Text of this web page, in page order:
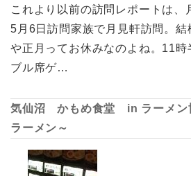
これより以前の訪問レポートは
5月6日訪問家族で月見軒訪問。結
や正月ってお休みなのよね。11時
ブル席ゲ…
気仙沼 かもめ食堂 in ラーメ
ラーメン～